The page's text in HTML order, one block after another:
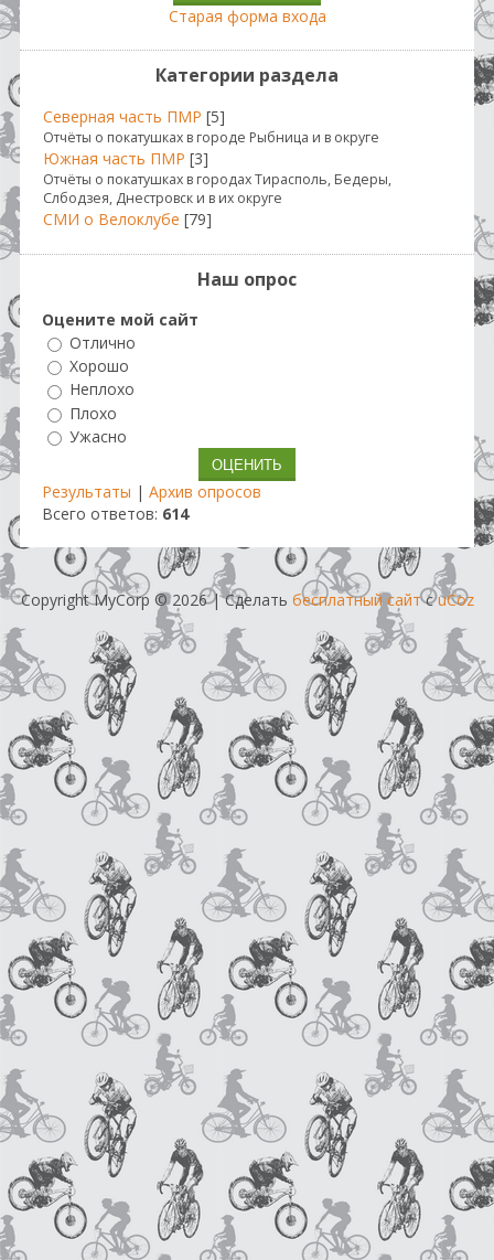
Старая форма входа
Категории раздела
Северная часть ПМР [5]
Отчёты о покатушках в городе Рыбница и в округе
Южная часть ПМР [3]
Отчёты о покатушках в городах Тирасполь, Бедеры,
Слбодзея, Днестровск и в их округе
СМИ о Велоклубе [79]
Наш опрос
Оцените мой сайт
Отлично
Хорошо
Неплохо
Плохо
Ужасно
Результаты | Архив опросов
Всего ответов: 614
Copyright MyCorp © 2026|Сделать бесплатный сайтсuCoz